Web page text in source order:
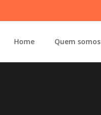
Home Quem somos